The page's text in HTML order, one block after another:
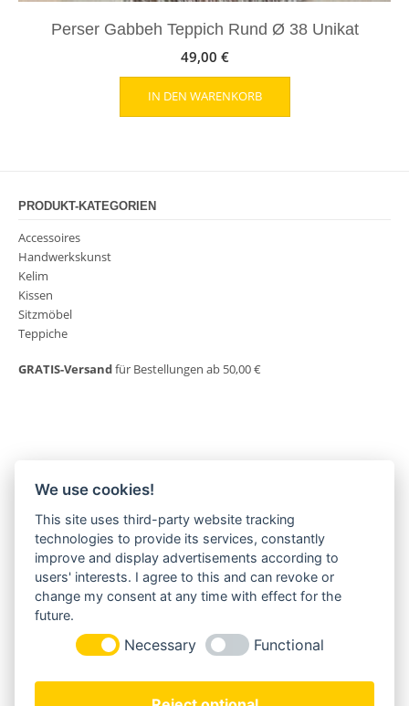
Perser Gabbeh Teppich Rund Ø 38 Unikat
49,00 €
IN DEN WARENKORB
PRODUKT-KATEGORIEN
Accessoires
Handwerkskunst
Kelim
Kissen
Sitzmöbel
Teppiche
GRATIS-Versandfür Bestellungen ab 50,00 €
MORGENLAND-BAZAR
Herderstraße 2
22085 Hamburg
+49(0)40 18 033 286
info@morgenland-bazar.de
www.morgenland-bazar.de
FOLGEN SIE UNS:
We use cookies!
This site uses third-party website tracking
technologies to provide its services, constantly
improve and display advertisements according to
users' interests. I agree to this and can revoke or
change my consent at any time with effect for the
future.
Necessary Functional